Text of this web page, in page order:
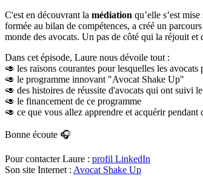
C'est en découvrant la médiation qu’elle s’est
formée au bilan de compétences, a créé un
monde des avocats. Un pas de côté qui la réjouit
Dans cet épisode, Laure nous dévoile tout :
🥑 les raisons courantes pour lesquelles les
🥑 le programme innovant "Avocat Shake Up"
🥑 des histoires de réussite d'avocats qui ont suivi
🥑 le financement de ce programme
🥑 ce que vous allez apprendre et acquérir pendant
Bonne écoute 🎧
Pour contacter Laure : profil LinkedIn
Son site Internet : Avocat Shake Up